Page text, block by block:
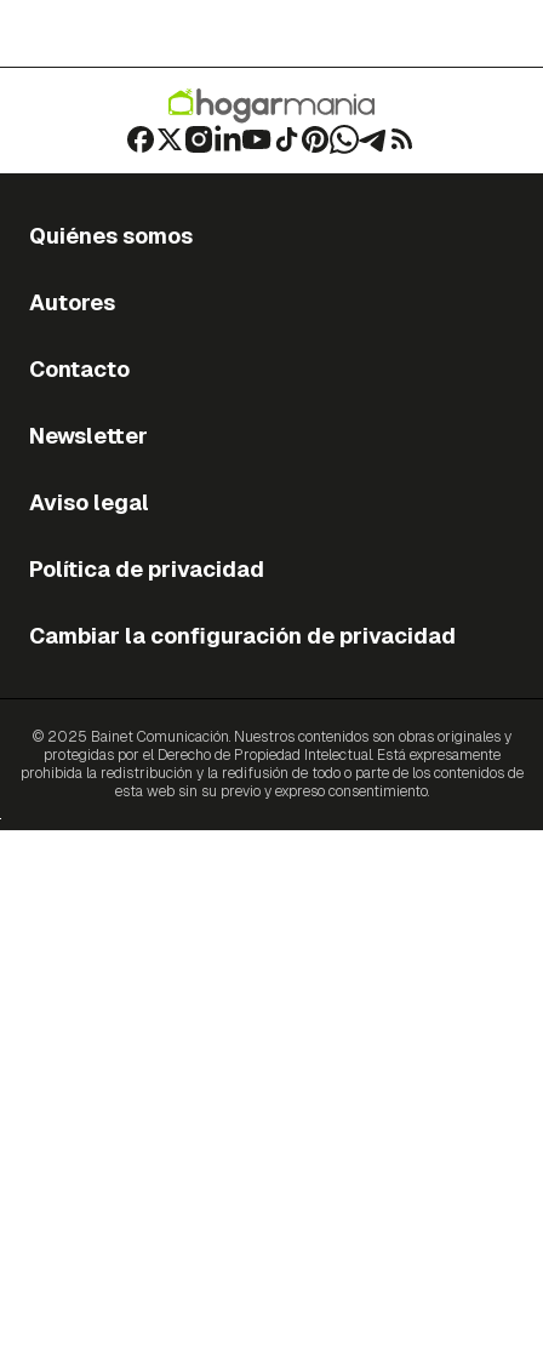
Quiénes somos
Autores
Contacto
Newsletter
Aviso legal
Política de privacidad
Cambiar la configuración de privacidad
© 2025 Bainet Comunicación. Nuestros contenidos son obras originales y
protegidas por el Derecho de Propiedad Intelectual. Está expresamente
prohibida la redistribución y la redifusión de todo o parte de los contenidos de
esta web sin su previo y expreso consentimiento.